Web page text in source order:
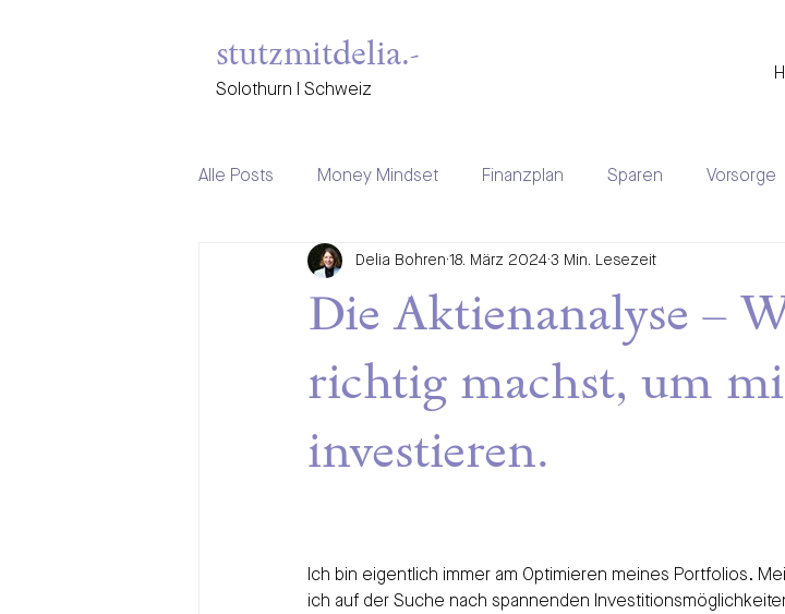
stutzmitdelia.-
Solothurn I Schweiz
Alle Posts Money Mindset Finanzplan Sparen Vorsorge
female empowerment Steuererklärung Aktuelles
Die Aktienanalyse –
richtig machst, um
investieren.
Delia Bohren 18. März 2024 3 Min. Lesezeit
Ich bin eigentlich immer am Optimieren meines Portfolios.
ich auf der Suche nach spannenden